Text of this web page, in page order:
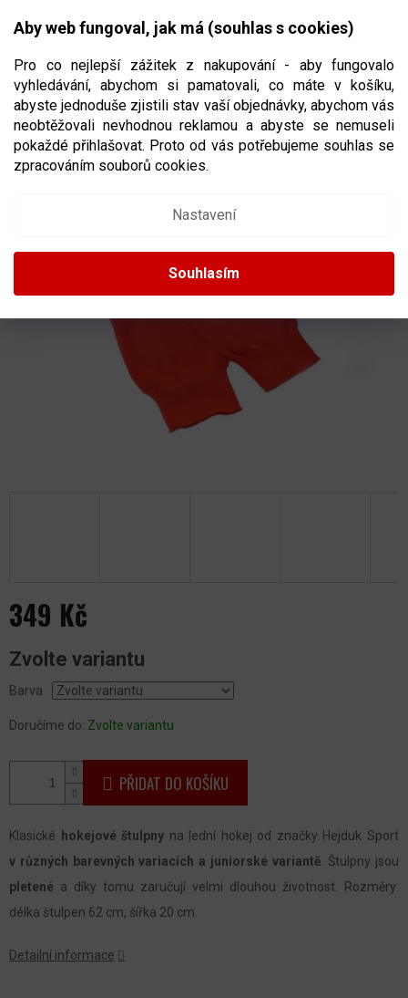
Aby web fungoval, jak má (souhlas s cookies)
Pro co nejlepší zážitek z nakupování - aby fungovalo
vyhledávání, abychom si pamatovali, co máte v košíku,
abyste jednoduše zjistili stav vaší objednávky, abychom vás
neobtěžovali nevhodnou reklamou a abyste se nemuseli
pokaždé přihlašovat. Proto od vás potřebujeme souhlas se
zpracováním souborů cookies.
Nastavení
Souhlasím
CZK
NÁKUPNÍ
HOKEJOVÉ ŠTULPNY JRVELIKOST JUNIOR
349 Kč
cena:
Zvolte variantu
Barva
Doručíme do: Zvolte variantu
PŘIDAT DO KOŠÍKU
Klasické hokejové štulpny na lední hokej od značky Hejduk Sport
v různých barevných variacích a juniorské variantě . Štulpny jsou
pletené a díky tomu zaručují velmi dlouhou životnost. Rozměry:
délka štulpen 62 cm, šířka 20 cm.
Detailní informace